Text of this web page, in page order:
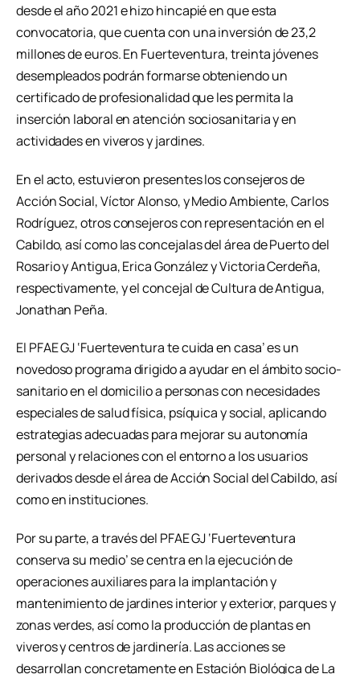
desde el año 2021 e hizo hincapié en que esta
convocatoria, que cuenta con una inversión de 23,2
millones de euros. En Fuerteventura, treinta jóvenes
desempleados podrán formarse obteniendo un
certificado de profesionalidad que les permita la
inserción laboral en atención sociosanitaria y en
actividades en viveros y jardines.
En el acto, estuvieron presentes los consejeros de
Acción Social, Víctor Alonso, y Medio Ambiente, Carlos
Rodríguez, otros consejeros con representación en el
Cabildo, así como las concejalas del área de Puerto del
Rosario y Antigua, Erica González y Victoria Cerdeña,
respectivamente, y el concejal de Cultura de Antigua,
Jonathan Peña.
El PFAE GJ ‘Fuerteventura te cuida en casa’ es un
novedoso programa dirigido a ayudar en el ámbito socio-
sanitario en el domicilio a personas con necesidades
especiales de salud física, psíquica y social, aplicando
estrategias adecuadas para mejorar su autonomía
personal y relaciones con el entorno a los usuarios
derivados desde el área de Acción Social del Cabildo, así
como en instituciones.
Por su parte, a través del PFAE GJ ‘Fuerteventura
conserva su medio’ se centra en la ejecución de
operaciones auxiliares para la implantación y
mantenimiento de jardines interior y exterior, parques y
zonas verdes, así como la producción de plantas en
viveros y centros de jardinería. Las acciones se
desarrollan concretamente en Estación Biológica de La